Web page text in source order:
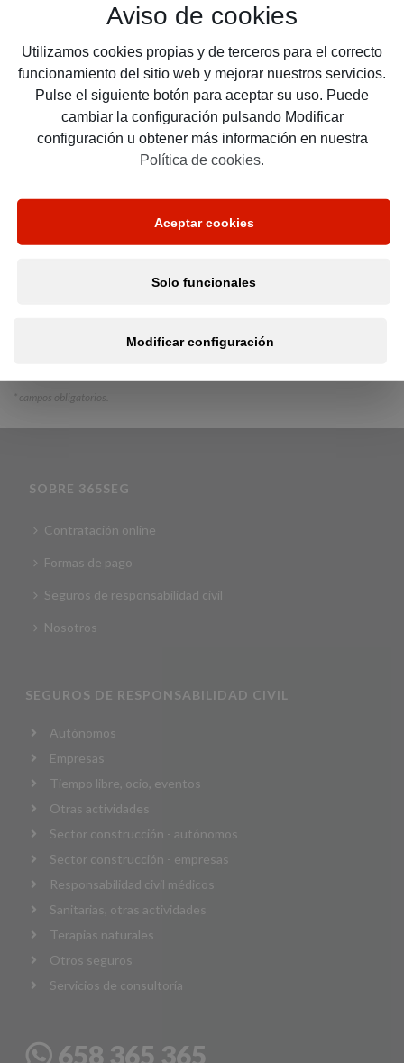
Aviso de cookies
Utilizamos cookies propias y de terceros para el correcto
funcionamiento del sitio web y mejorar nuestros servicios.
Pulse el siguiente botón para aceptar su uso. Puede
cambiar la configuración pulsando Modificar
configuración u obtener más información en nuestra
Política de cookies.
Aceptar cookies
Solo funcionales
Modificar configuración
Email:
Calcular presupuesto
* campos obligatorios.
SOBRE 365SEG
Contratación online
Formas de pago
Seguros de responsabilidad civil
Nosotros
SEGUROS DE RESPONSABILIDAD CIVIL
Autónomos
Empresas
Tiempo libre, ocio, eventos
Otras actividades
Sector construcción - autónomos
Sector construcción - empresas
Responsabilidad civil médicos
Sanitarias, otras actividades
Terapias naturales
Otros seguros
Servicios de consultoría
658 365 365